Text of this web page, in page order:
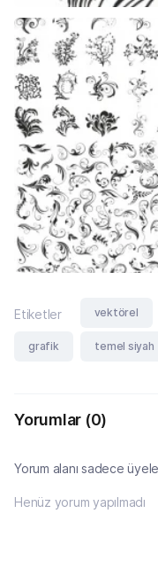
Etiketler vektörel
grafik temel siyah
Yorumlar (0)
Yorum alanı sadece
Henüz yorum yapılmadı